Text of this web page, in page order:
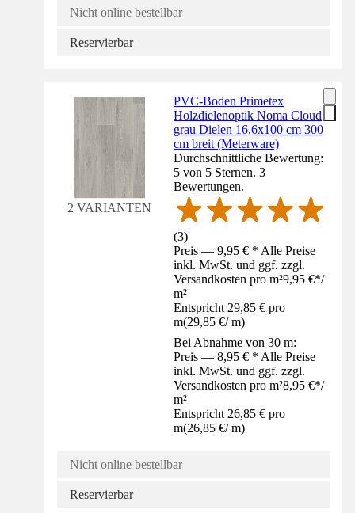
Nicht online bestellbar
Reservierbar
2 VARIANTEN
PVC-Boden Primetex
Holzdielenoptik Noma Cloud
grau Dielen 16,6x100 cm 300
cm breit (Meterware)
Durchschnittliche Bewertung:
5 von 5 Sternen. 3
Bewertungen.
(3)
Preis — 9,95 € * Alle Preise
inkl. MwSt. und ggf. zzgl.
Versandkosten pro m²9,95 €*/
m²
Entspricht 29,85 € pro
m(29,85 €/ m)
Bei Abnahme von 30 m:
Preis — 8,95 € * Alle Preise
inkl. MwSt. und ggf. zzgl.
Versandkosten pro m²8,95 €*/
m²
Entspricht 26,85 € pro
m(26,85 €/ m)
Nicht online bestellbar
Reservierbar